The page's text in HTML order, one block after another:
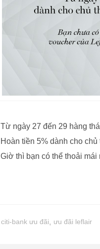
Từ ngày 27 đến 29 hàng
Hoàn tiền 5% dành cho
Giờ thì bạn có thể thoải
citi-bank ưu đãi, ưu đãi leflair